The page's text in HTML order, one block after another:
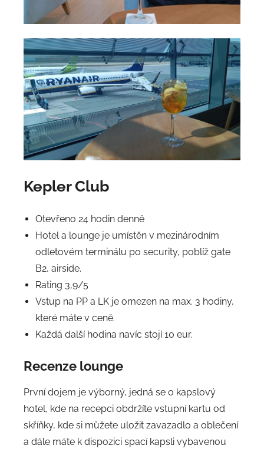
Kepler Club
Otevřeno 24 hodin denně
Hotel a lounge je umístěn v mezinárodním
odletovém terminálu po security, poblíž gate
B2, airside.
Rating 3,9/5
Vstup na PP a LK je omezen na max. 3 hodiny,
které máte v ceně.
Každá další hodina navíc stojí 10 eur.
Recenze lounge
První dojem je výborný, jedná se o kapslový
hotel, kde na recepci obdržíte vstupní kartu od
skříňky, kde si můžete uložit zavazadlo a oblečení
a dále máte k dispozici spací kapsli vybavenou